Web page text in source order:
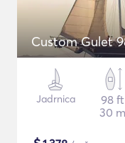
Custom Gulet
Jadrnica
98 ft
30 m